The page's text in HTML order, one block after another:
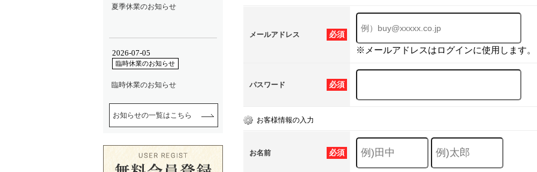
必須
メールアドレス
※メールアドレスはログインに使用します。
必須
パスワード
お客様情報の入力
必須
お名前
お知らせの一覧はこちら